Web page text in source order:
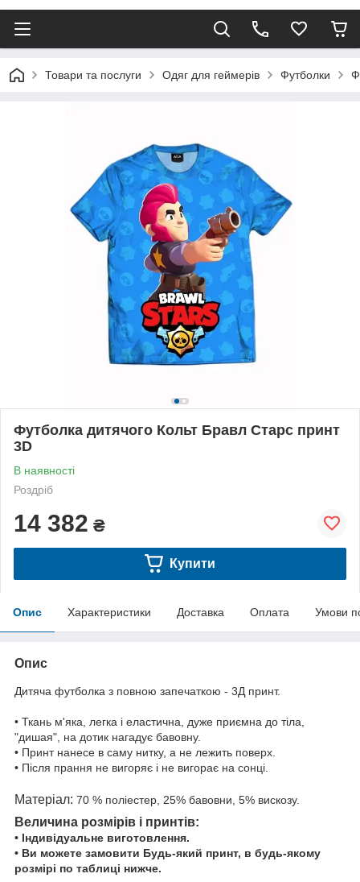
Товари та послуги Одяг для геймерів Футболки
Футболка дитячого Кольт Бравл Старс принт
3D
В наявності
Роздріб
14 382 ₴
Купити
Опис Характеристики Доставка Оплата Умови
Опис
Дитяча футболка з повною запечаткою - 3Д принт.
• Ткань м'яка, легка і еластична, дуже приємна до тіла,
"дишая", на дотик нагадує бавовну.
• Принт нанесе в саму нитку, а не лежить поверх.
• Після прання не вигоряє і не вигорає на сонці.
Матеріал: 70 % поліестер, 25% бавовни, 5% вискозу.
Величина розмірів і принтів:
• Індивідуальне виготовлення.
• Ви можете замовити Будь-який принт, в будь-якому
розмірі по таблиці нижче.